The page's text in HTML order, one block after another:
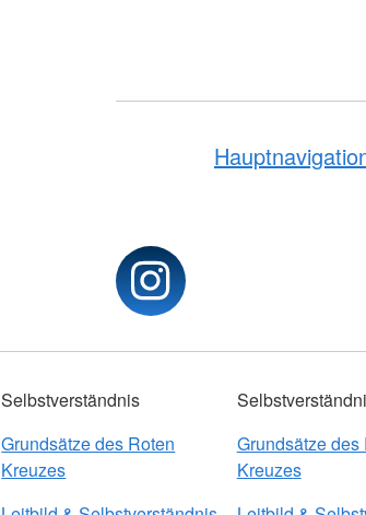
Selbstverständnis
Grundsätze des Roten
Kreuzes
Grundsätze des
Kreuzes